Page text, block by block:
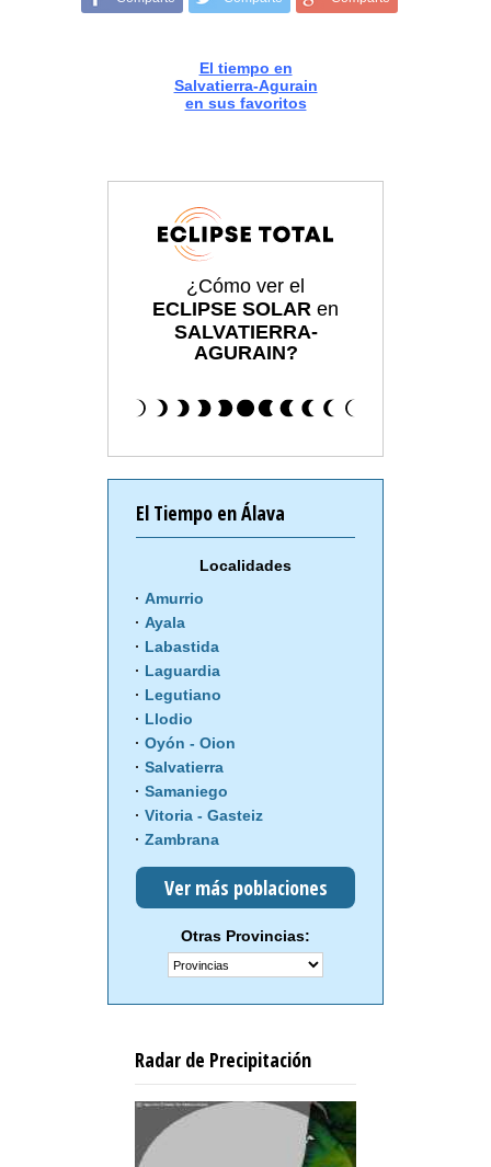
El tiempo en
Salvatierra-Agurain
en sus favoritos
¿Cómo ver el
ECLIPSE SOLAR en
SALVATIERRA-
AGURAIN?
El Tiempo en Álava
Localidades
Amurrio
Ayala
Labastida
Laguardia
Legutiano
Llodio
Oyón - Oion
Salvatierra
Samaniego
Vitoria - Gasteiz
Zambrana
Ver más poblaciones
Otras Provincias:
Radar de Precipitación